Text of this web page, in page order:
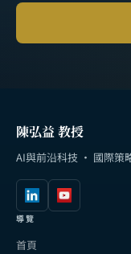
陳弘益 教授
AI與前沿科技 · 國際策
導覽
首頁